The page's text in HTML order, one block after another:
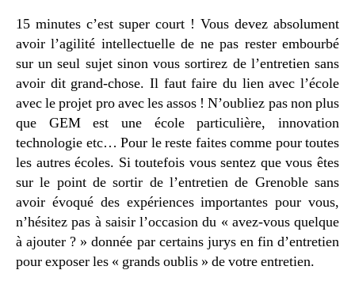
15 minutes c’est super court ! Vous devez absolument
avoir l’agilité intellectuelle de ne pas rester embourbé
sur un seul sujet sinon vous sortirez de l’entretien sans
avoir dit grand-chose. Il faut faire du lien avec l’école
avec le projet pro avec les assos ! N’oubliez pas non plus
que GEM est une école particulière, innovation
technologie etc… Pour le reste faites comme pour toutes
les autres écoles. Si toutefois vous sentez que vous êtes
sur le point de sortir de l’entretien de Grenoble sans
avoir évoqué des expériences importantes pour vous,
n’hésitez pas à saisir l’occasion du « avez-vous quelque
à ajouter ? » donnée par certains jurys en fin d’entretien
pour exposer les « grands oublis » de votre entretien.